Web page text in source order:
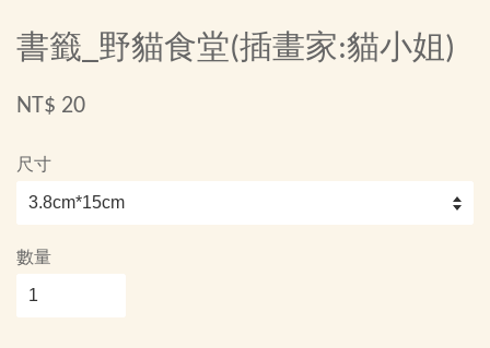
書籤_野貓食堂(插畫家:貓小姐)
NT$ 20
尺寸
數量